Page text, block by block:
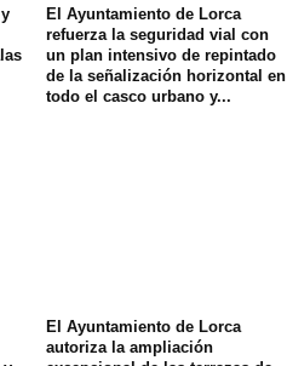
El Ayuntamiento de Lorca
refuerza la seguridad vial con
un plan intensivo de repintado
de la señalización horizontal en
todo el casco urbano y...
El Ayuntamiento de Lorca
autoriza la ampliación